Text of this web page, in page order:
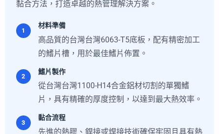
黏合方法，打造卓越的熱管理解決方案。
1
材料準備
高品質的台灣台灣6063-T5底板，配有精密加工
的鰭片槽，用於最佳鰭片佈置。
2
鰭片製作
從台灣台灣1100-H14合金鋁材切割的單獨鰭
片，具有精確的厚度控制，以達到最大熱效率。
3
黏合流程
先進的熱膠、銲接或焊接技術確保牢固且具有熱